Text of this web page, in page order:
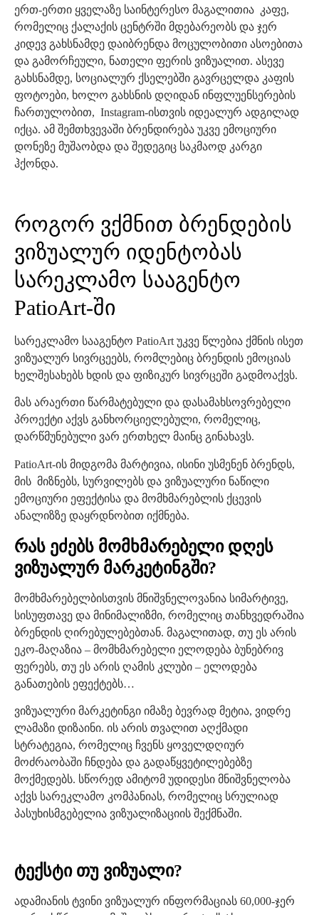
ერთ-ერთი ყველაზე საინტერესო მაგალითია კაფე,
რომელიც ქალაქის ცენტრში მდებარეობს და ჯერ
კიდევ გახსნამდე დაიბრენდა მოცულობითი ასოებითა
და გამორჩეული, ნათელი ფერის ვიზუალით. ასევე
გახსნამდე, სოციალურ ქსელებში გავრცელდა კაფის
ფოტოები, ხოლო გახსნის დღიდან ინფლუენსერების
ჩართულობით, Instagram-ისთვის იდეალურ ადგილად
იქცა. ამ შემთხვევაში ბრენდირება უკვე ემოციური
დონეზე მუშაობდა და შედეგიც საკმაოდ კარგი
ჰქონდა.
როგორ ვქმნით ბრენდების
ვიზუალურ იდენტობას
სარეკლამო სააგენტო
PatioArt-ში
სარეკლამო სააგენტო PatioArt უკვე წლებია ქმნის ისეთ
ვიზუალურ სივრცეებს, რომლებიც ბრენდის ემოციას
ხელშესახებს ხდის და ფიზიკურ სივრცეში გადმოაქვს.
მას არაერთი წარმატებული და დასამახსოვრებელი
პროექტი აქვს განხორციელებული, რომელიც,
დარწმუნებული ვარ ერთხელ მაინც გინახავს.
PatioArt-ის მიდგომა მარტივია, ისინი უსმენენ ბრენდს,
მის მიზნებს, სურვილებს და ვიზუალური ნაწილი
ემოციური ეფექტისა და მომხმარებლის ქცევის
ანალიზზე დაყრდნობით იქმნება.
რას ეძებს მომხმარებელი დღეს
ვიზუალურ მარკეტინგში?
მომხმარებელბისთვის მნიშვნელოვანია სიმარტივე,
სისუფთავე და მინიმალიზმი, რომელიც თანხვედრაშია
ბრენდის ღირებულებებთან. მაგალითად, თუ ეს არის
ეკო-მაღაზია – მომხმარებელი ელოდება ბუნებრივ
ფერებს, თუ ეს არის ღამის კლუბი – ელოდება
განათების ეფექტებს…
ვიზუალური მარკეტინგი იმაზე ბევრად მეტია, ვიდრე
ლამაზი დიზაინი. ის არის თვალით აღქმადი
სტრატეგია, რომელიც ჩვენს ყოველდღიურ
მოძრაობაში ჩნდება და გადაწყვეტილებებზე
მოქმედებს. სწორედ ამიტომ უდიდესი მნიშვნელობა
აქვს სარეკლამო კომპანიას, რომელიც სრულიად
პასუხისმგებელია ვიზუალიზაციის შექმნაში.
ტექსტი თუ ვიზუალი?
ადამიანის ტვინი ვიზუალურ ინფორმაციას 60,000-ჯერ